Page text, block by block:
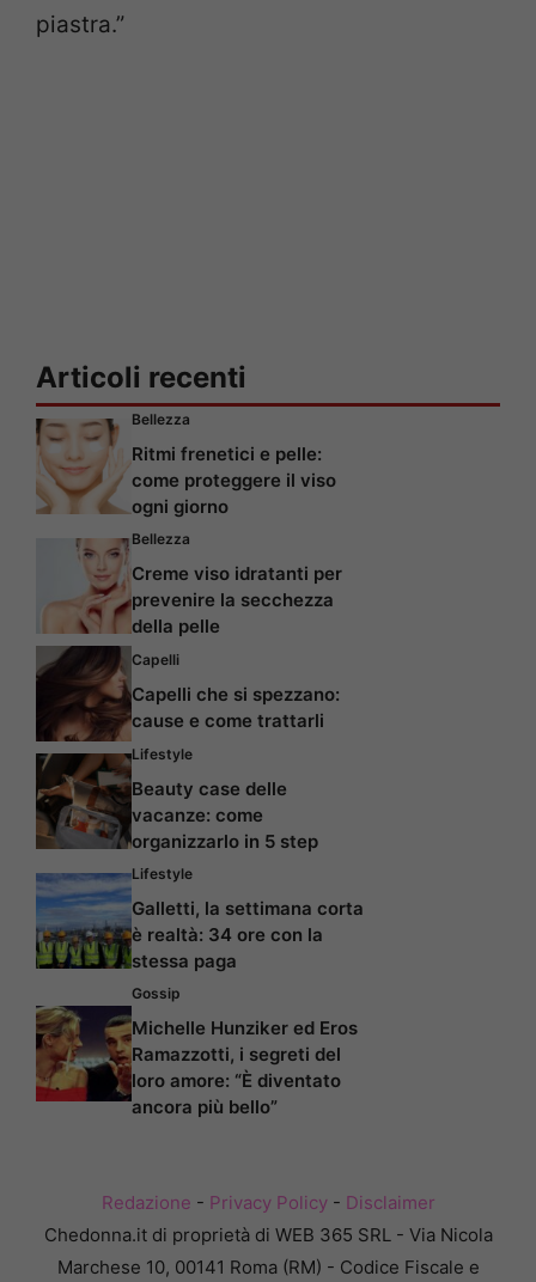
piastra.”
Articoli recenti
Bellezza
Ritmi frenetici e pelle:
come proteggere il viso
ogni giorno
Bellezza
Creme viso idratanti per
prevenire la secchezza
della pelle
Capelli
Capelli che si spezzano:
cause e come trattarli
Lifestyle
Beauty case delle
vacanze: come
organizzarlo in 5 step
Lifestyle
Galletti, la settimana corta
è realtà: 34 ore con la
stessa paga
Gossip
Michelle Hunziker ed Eros
Ramazzotti, i segreti del
loro amore: “È diventato
ancora più bello”
Redazione - Privacy Policy- Disclaimer
Chedonna.it di proprietà di WEB 365 SRL - Via Nicola
Marchese 10, 00141 Roma (RM) - Codice Fiscale e